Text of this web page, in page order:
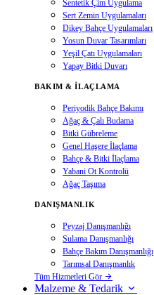
Sentetik Çim Uygulama
Sert Zemin Uygulamaları
Dikey Bahçe Uygulamaları
Yosun Duvar Tasarımları
Yeşil Çatı Uygulamaları
Yapay Bitki Duvarı
BAKIM & İLAÇLAMA
Periyodik Bahçe Bakımı
Ağaç & Çalı Budama
Bitki Gübreleme
Genel Haşere İlaçlama
Bahçe & Bitki İlaçlama
Yabani Ot Kontrolü
Ağaç Taşıma
DANIŞMANLIK
Peyzaj Danışmanlığı
Sulama Danışmanlığı
Bahçe Bakım Danışmanlığı
Tarımsal Danışmanlık
Tüm Hizmetleri Gör
Malzeme & Tedarik